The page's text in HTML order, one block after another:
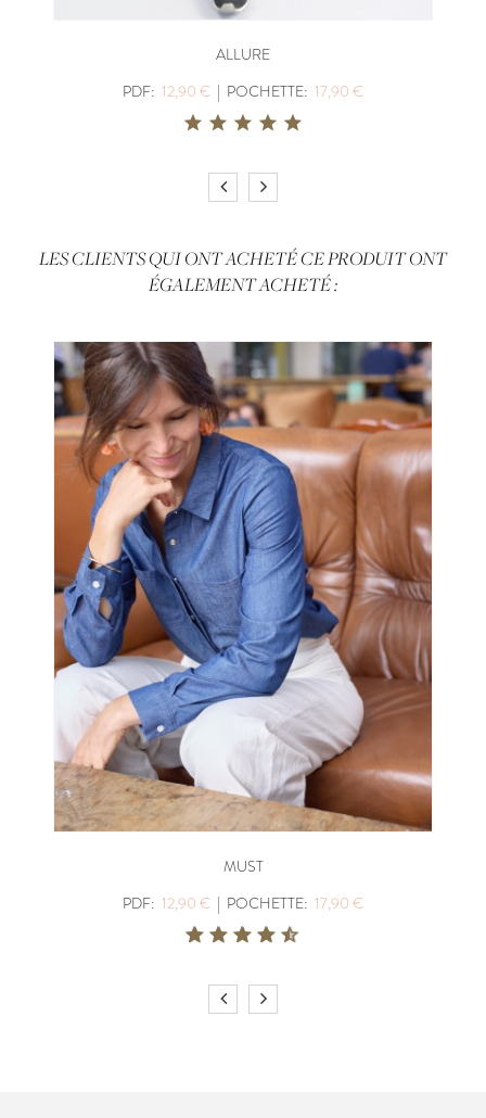
ALLURE
PDF: 12,90 € | POCHETTE: 17,90 €
LES CLIENTS QUI ONT ACHETÉ CE PRODUIT ONT
ÉGALEMENT ACHETÉ :
MUST
PDF: 12,90 € | POCHETTE: 17,90 €